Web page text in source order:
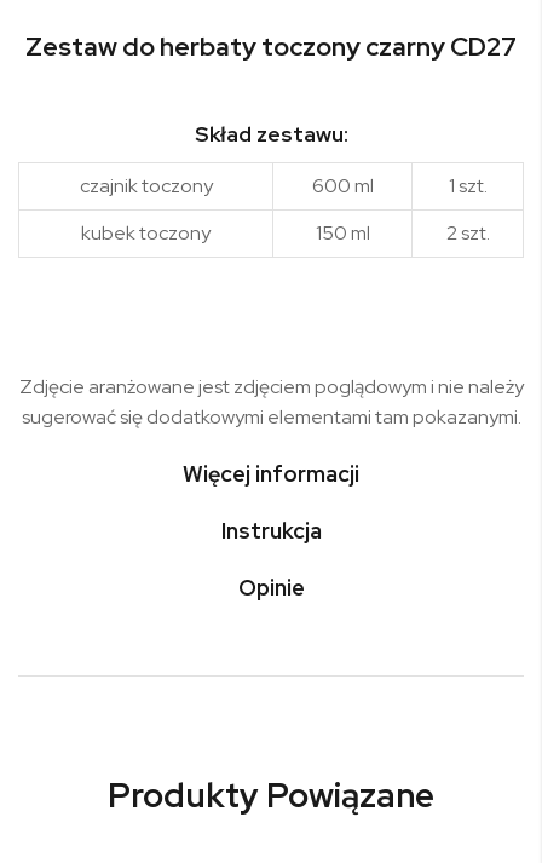
Zestaw do herbaty toczony czarny CD27
Skład zestawu:
czajnik toczony 600 ml
1 szt.
kubek toczony
150 ml 2 szt.
Zdjęcie aranżowane jest zdjęciem poglądowym i nie należy
sugerować się dodatkowymi elementami tam pokazanymi.
Więcej informacji
Instrukcja
Opinie
Produkty Powiązane